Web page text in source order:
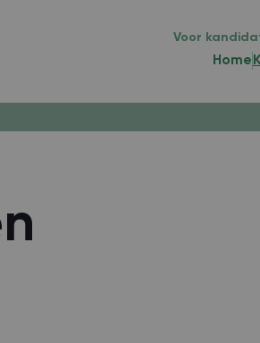
Voor
Home